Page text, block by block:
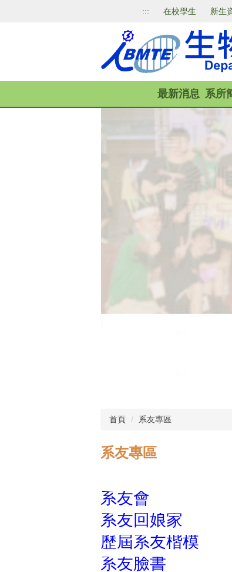
區
::: 在校學生 新生
最新消息 系所
首頁 系友專區
系友專區
系友會
系友回娘家
歷屆系友楷模
系友臉書